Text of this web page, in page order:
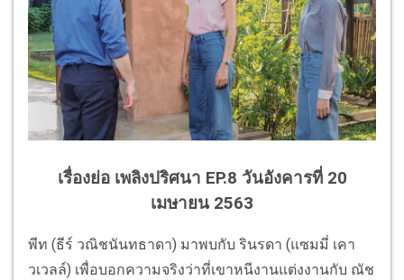
เรื่องย่อ เพลิงปริศนา EP.8 วันอังคารที่ 20
เมษายน 2563
พีท (ธีร์ วณิชนันทธาดา) มาพบกับ รินรดา (แซมมี่ เคา
วเวลล์) เพื่อบอกความจริงว่าที่เขาหนีงานแต่งงานกับ ณัช